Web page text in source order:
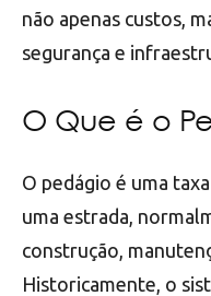
não apenas custos,
segurança e
O Que é o
O pedágio é uma
uma estrada,
construção,
Historicamente, o